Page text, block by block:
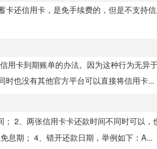
卡还信用卡，是免手续费的，但是不支持
用卡到期账单的办法。因为这种行为无异
时也没有其他官方平台可以直接将信用卡...
2、两张信用卡卡还款时间不同时可以，
息期； 4、错开还款日期，举例如下：A...